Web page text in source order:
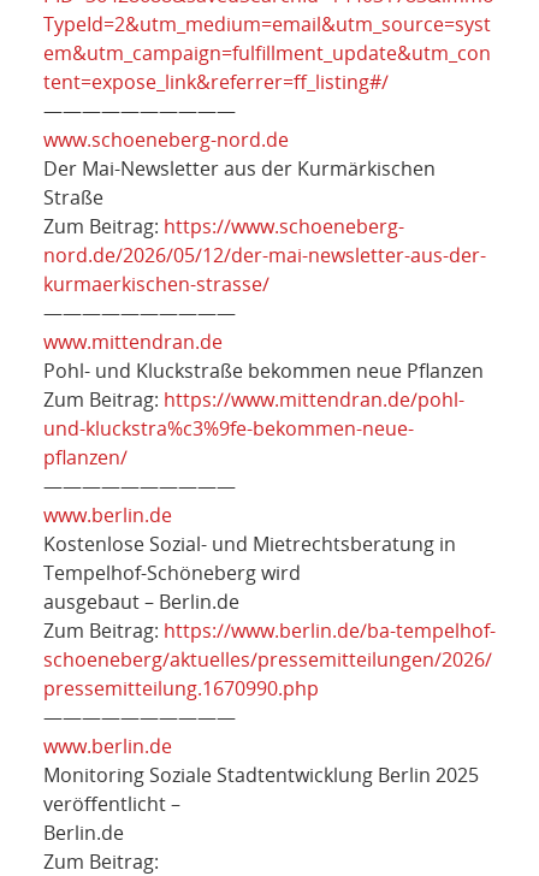
TypeId=2&utm_medium=email&utm_source=syst
em&utm_campaign=fulfillment_update&utm_con
tent=expose_link&referrer=ff_listing#/
——————————
www.schoeneberg-nord.de
Der Mai-Newsletter aus der Kurmärkischen
Straße
Zum Beitrag: https://www.schoeneberg-
nord.de/2026/05/12/der-mai-newsletter-aus-der-
kurmaerkischen-strasse/
——————————
www.mittendran.de
Pohl- und Kluckstraße bekommen neue Pflanzen
Zum Beitrag: https://www.mittendran.de/pohl-
und-kluckstra%c3%9fe-bekommen-neue-
pflanzen/
——————————
www.berlin.de
Kostenlose Sozial- und Mietrechtsberatung in
Tempelhof-Schöneberg wird
ausgebaut – Berlin.de
Zum Beitrag: https://www.berlin.de/ba-tempelhof-
schoeneberg/aktuelles/pressemitteilungen/2026/
pressemitteilung.1670990.php
——————————
www.berlin.de
Monitoring Soziale Stadtentwicklung Berlin 2025
veröffentlicht –
Berlin.de
Zum Beitrag: